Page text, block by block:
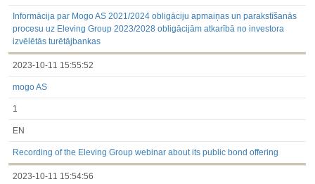
Informācija par Mogo AS 2021/2024 obligāciju apmaiņas un parakstīšanās
procesu uz Eleving Group 2023/2028 obligācijām atkarībā no investora
izvēlētās turētājbankas
2023-10-11 15:55:52
mogo AS
1
EN
Recording of the Eleving Group webinar about its public bond offering
2023-10-11 15:54:56